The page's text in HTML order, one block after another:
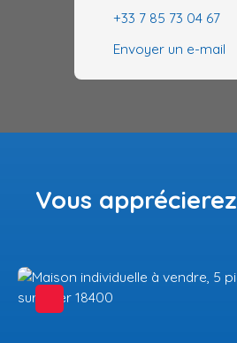
+33 7 85 73 04 67
Envoyer un e-mail
Vous apprécierez